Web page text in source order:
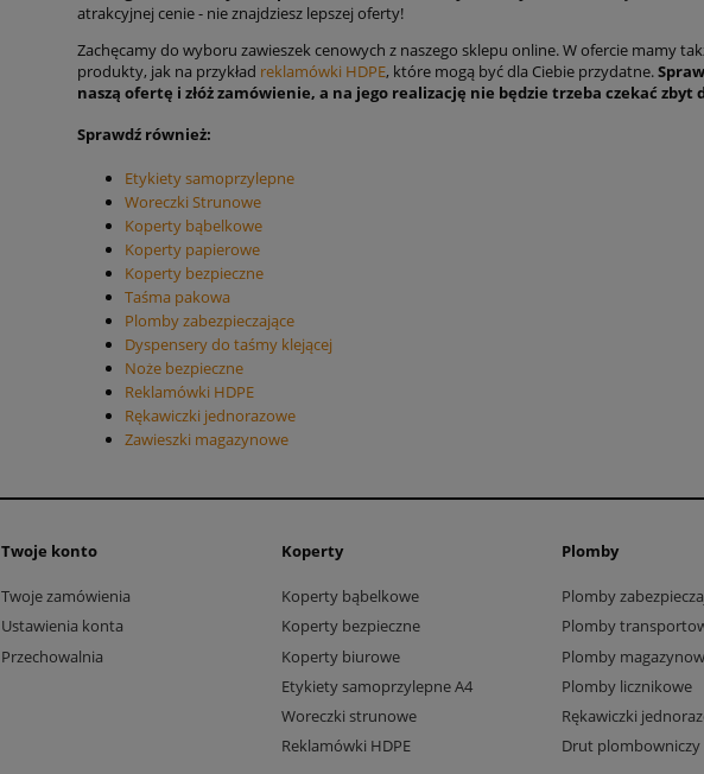
atrakcyjnej cenie - nie znajdziesz lepszej oferty!
Zachęcamy do wyboru zawieszek cenowych z naszego sklepu online. W ofercie mamy
produkty, jak na przykład reklamówki HDPE, które mogą być dla Ciebie przydatne.
naszą ofertę i złóż zamówienie, a na jego realizację nie będzie trzeba czekać zbyt
Sprawdź również:
Etykiety samoprzylepne
Woreczki Strunowe
Koperty bąbelkowe
Koperty papierowe
Koperty bezpieczne
Taśma pakowa
Plomby zabezpieczające
Dyspensery do taśmy klejącej
Noże bezpieczne
Reklamówki HDPE
Rękawiczki jednorazowe
Zawieszki magazynowe
Twoje konto
Twoje zamówienia
Ustawienia konta
Przechowalnia
Koperty
Koperty bąbelkowe
Koperty bezpieczne
Koperty biurowe
Etykiety samoprzylepne A4
Woreczki strunowe
Reklamówki HDPE
Plomby
Plomby
Plomby
Plomby
Plomby licznikowe
Rękawiczki
Drut plombowniczy